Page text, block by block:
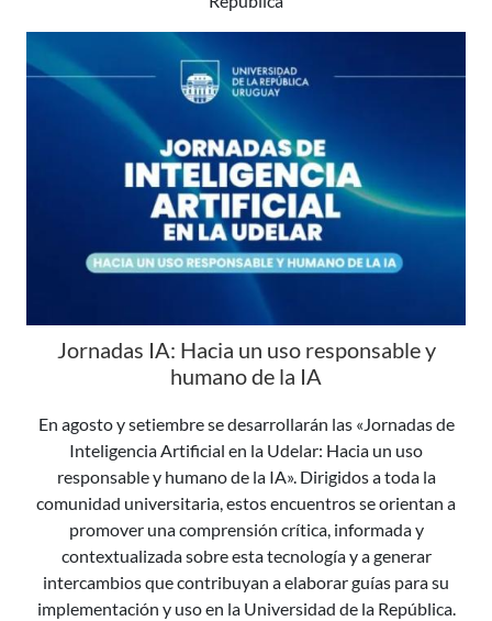
Jornadas IA: Hacia un uso responsable y
humano de la IA
En agosto y setiembre se desarrollarán las «Jornadas de
Inteligencia Artificial en la Udelar: Hacia un uso
responsable y humano de la IA». Dirigidos a toda la
comunidad universitaria, estos encuentros se orientan a
promover una comprensión crítica, informada y
contextualizada sobre esta tecnología y a generar
intercambios que contribuyan a elaborar guías para su
implementación y uso en la Universidad de la República.